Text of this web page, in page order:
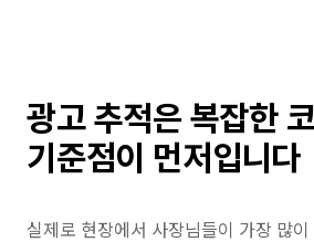
광고 추적은 복잡한
기준점이 먼저입니다
실제로 현장에서 사장님들이 가장 많